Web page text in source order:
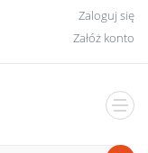
Zaloguj się
Załóż konto